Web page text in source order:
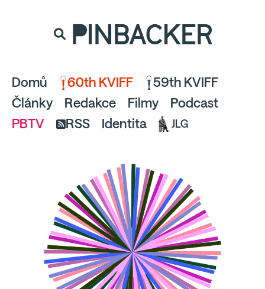
a pusťte se do čtení.
PINBACKER
Domů 60th KVIFF
59th KVIFF
Články
Redakce Filmy
Podcast
PBTV
RSS Identita JLG